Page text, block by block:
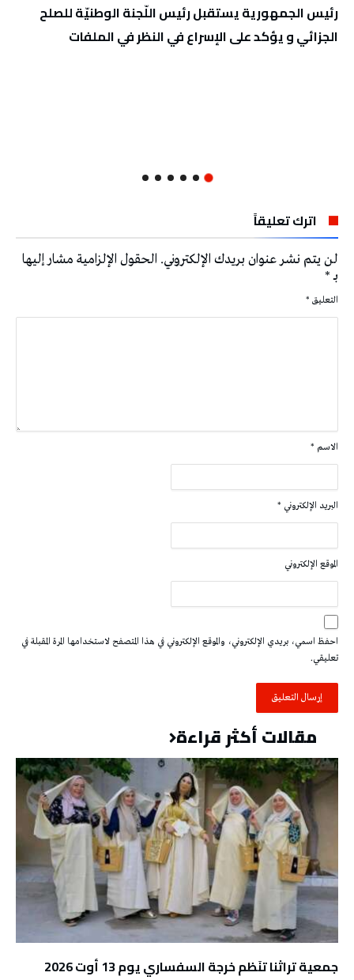
رئيس الجمهورية يستقبل رئيس اللّجنة الوطنيّة للصلح
الجزائي و يؤكد على الإسراع في النظر في الملفات
اترك تعليقاً
لن يتم نشر عنوان بريدك الإلكتروني. الحقول الإلزامية مشار إليها
بـ*
التعليق *
الاسم *
البريد الإلكتروني *
الموقع الإلكتروني
احفظ اسمي، بريدي الإلكتروني، والموقع الإلكتروني في هذا المتصفح لاستخدامها المرة المقبلة في
تعليقي.
مقالات أكثر قراءة
جمعية تراثنا تنَظم خرجة السفساري يوم 13 أوت 2026